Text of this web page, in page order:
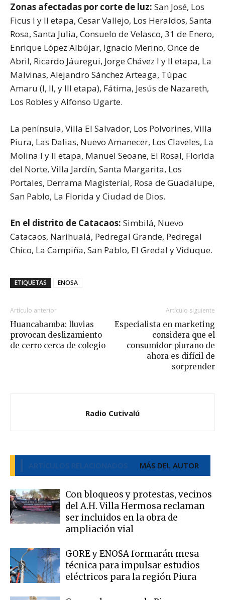
Zonas afectadas por corte de luz: San José, Los
Ficus I y II etapa, Cesar Vallejo, Los Heraldos, Santa
Rosa, Santa Julia, Consuelo de Velasco, 31 de Enero,
Enrique López Albújar, Ignacio Merino, Once de
Abril, Ricardo Jáuregui, Jorge Chávez I y II etapa, La
Malvinas, Alejandro Sánchez Arteaga, Túpac
Amaru (I, II, y III etapa), Fátima, Jesús de Nazareth,
Los Robles y Alfonso Ugarte.
La península, Villa El Salvador, Los Polvorines, Villa
Piura, Las Dalias, Nuevo Amanecer, Los Claveles, La
Molina I y II etapa, Manuel Seoane, El Rosal, Florida
del Norte, Villa Jardín, Santa Margarita, Los
Portales, Derrama Magisterial, Rosa de Guadalupe,
San Pablo, La Florida y Ciudad de Dios.
En el distrito de Catacaos: Simbilá, Nuevo
Catacaos, Narihualá, Pedregal Grande, Pedregal
Chico, La Campiña, San Pablo, El Gredal y Viduque.
ETIQUETAS ENOSA
Artículo anterior
Huancabamba: lluvias
provocan deslizamiento
de cerro cerca de colegio
Artículo siguiente
Especialista en marketing
considera que el
consumidor piurano de
ahora es difícil de
sorprender
Radio Cutivalú
ARTÍCULOS RELACIONADOS MÁS DEL AUTOR
Con bloqueos y protestas, vecinos
del A.H. Villa Hermosa reclaman
ser incluidos en la obra de
ampliación vial
GORE y ENOSA formarán mesa
técnica para impulsar estudios
eléctricos para la región Piura